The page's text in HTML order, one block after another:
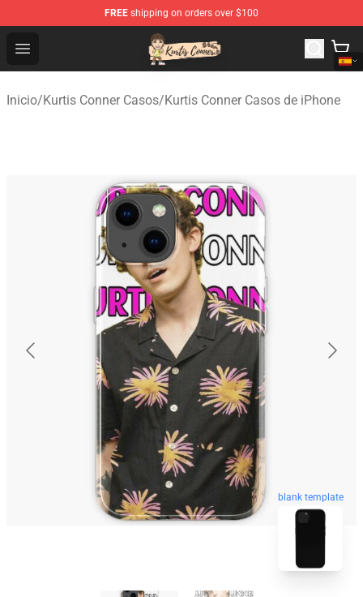
FREE shipping on orders over $100
Open menu
Kurtis Conner Store - Official Kurtis Conner Merchandise
Inicio/Kurtis Conner Casos/Kurtis Conner Casos de iPhone
blank template